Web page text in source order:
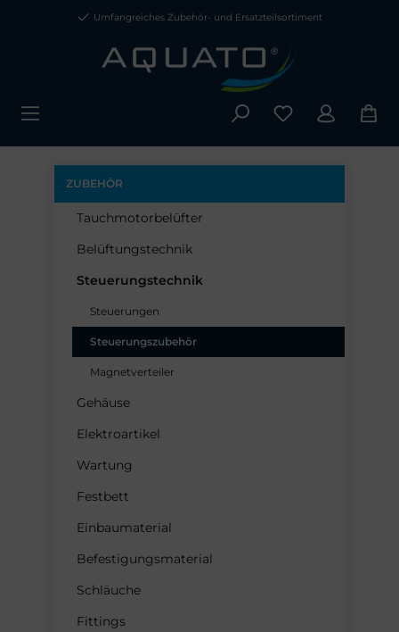
Umfangreiches Zubehör- und Ersatzteilsortiment
ZUBEHÖR
Tauchmotorbelüfter
Belüftungstechnik
Steuerungstechnik
Steuerungen
Steuerungszubehör
Magnetverteiler
Gehäuse
Elektroartikel
Wartung
Festbett
Einbaumaterial
Befestigungsmaterial
Schläuche
Fittings